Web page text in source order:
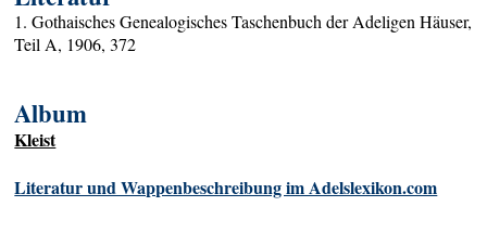
1. Gothaisches Genealogisches Taschenbuch der Adeligen Häuser,
Teil A, 1906, 372
Album
Kleist
Literatur und Wappenbeschreibung im Adelslexikon.com